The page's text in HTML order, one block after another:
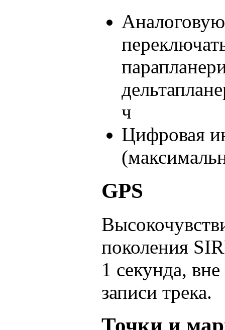
ч
Цифровая
GPS
поколения
1 секунда,
записи трека.